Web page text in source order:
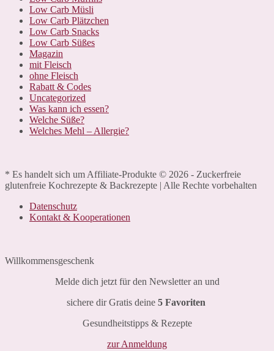
Low Carb Müsli
Low Carb Plätzchen
Low Carb Snacks
Low Carb Süßes
Magazin
mit Fleisch
ohne Fleisch
Rabatt & Codes
Uncategorized
Was kann ich essen?
Welche Süße?
Welches Mehl – Allergie?
* Es handelt sich um Affiliate-Produkte © 2026 - Zuckerfreie
glutenfreie Kochrezepte & Backrezepte | Alle Rechte vorbehalten
Datenschutz
Kontakt & Kooperationen
Willkommensgeschenk
Melde dich jetzt für den Newsletter an und
sichere dir Gratis deine 5 Favoriten
Gesundheitstipps & Rezepte
zur Anmeldung